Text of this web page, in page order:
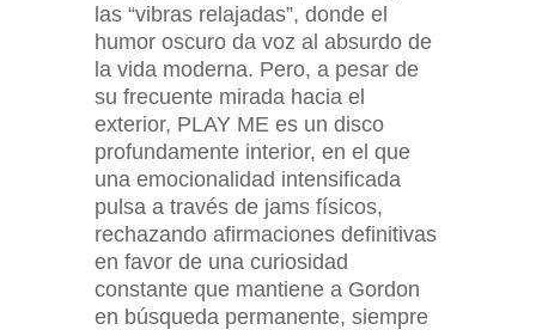
las “vibras relajadas”, donde el
humor oscuro da voz al absurdo de
la vida moderna. Pero, a pesar de
su frecuente mirada hacia el
exterior, PLAY ME es un disco
profundamente interior, en el que
una emocionalidad intensificada
pulsa a través de jams físicos,
rechazando afirmaciones definitivas
en favor de una curiosidad
constante que mantiene a Gordon
en búsqueda permanente, siempre